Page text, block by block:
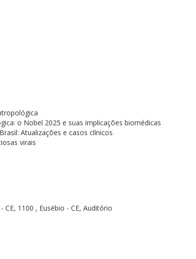
o Nobel 2025 e suas implicações biomédicas
Atualizações e casos clínicos
virais
1100 , Eusébio - CE, Auditório